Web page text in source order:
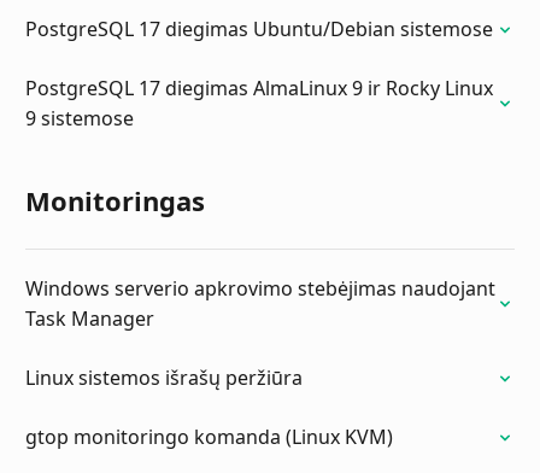
PostgreSQL 17 diegimas Ubuntu/Debian sistemose
PostgreSQL 17 diegimas AlmaLinux 9 ir Rocky Linux
9 sistemose
Monitoringas
Windows serverio apkrovimo stebėjimas naudojant
Task Manager
Linux sistemos išrašų peržiūra
gtop monitoringo komanda (Linux KVM)